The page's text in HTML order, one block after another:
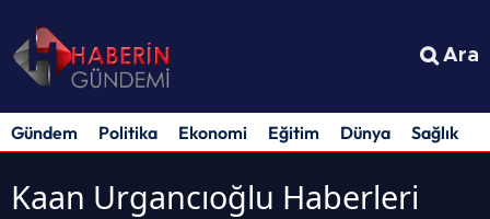
Ara
Gündem Politika Ekonomi Eğitim Dünya Sağlık
Kaan Urgancıoğlu Haberleri